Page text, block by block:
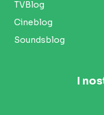
TVBlog
Cineblog
Soundsblog
I